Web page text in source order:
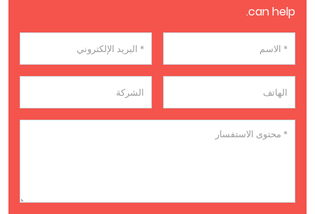
can help.